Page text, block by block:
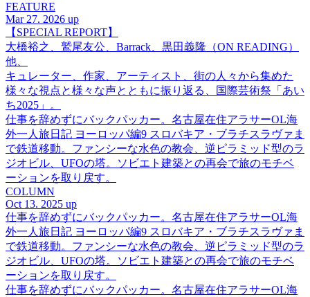
FEATURE
Mar 27. 2026 up
【SPECIAL REPORT】
大橋裕之、鷲尾友公、Barrack、黒田義隆（ON READING）
他、
キュレーター、作家、アーティスト、街の人々から集めた
様々な視点と様々な声とともに振り返る、国際芸術祭「あい
ち2025」。
仕事を辞めずにバックパッカー。名古屋在住アラサーOL海
外一人旅日記 ヨーロッパ編9 スロバキア・ブラチスラヴァま
で鉄道移動。ファンシーな水色の教会、逆ピラミッド型のラ
ジオビル、UFOの塔。ソビエト建築との再会で旅のモチベ
ーションを取り戻す。
COLUMN
Oct 13. 2025 up
仕事を辞めずにバックパッカー。名古屋在住アラサーOL海
外一人旅日記 ヨーロッパ編9 スロバキア・ブラチスラヴァま
で鉄道移動。ファンシーな水色の教会、逆ピラミッド型のラ
ジオビル、UFOの塔。ソビエト建築との再会で旅のモチベ
ーションを取り戻す。
仕事を辞めずにバックパッカー。名古屋在住アラサーOL海